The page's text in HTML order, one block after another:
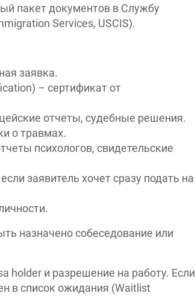
пакет документов в Службу
Services, USCIS).
заявка.
– сертификат от
отчеты, судебные решения.
о травмах.
психологов, свидетельские
заявитель хочет сразу подать на
назначено собеседование или
holder и разрешение на работу. Если
в список ожидания (Waitlist